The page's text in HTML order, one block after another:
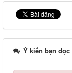
Ý kiến bạn đọc